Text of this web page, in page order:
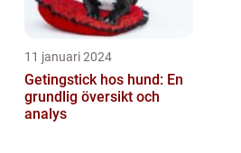
11 januari 2024
Getingstick hos hund: En
grundlig översikt och
analys